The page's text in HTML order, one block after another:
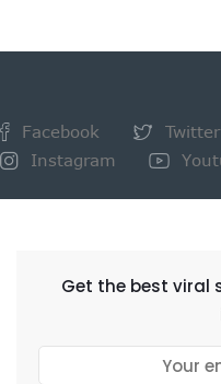
Facebook Twitter
Instagram
Get the best viral